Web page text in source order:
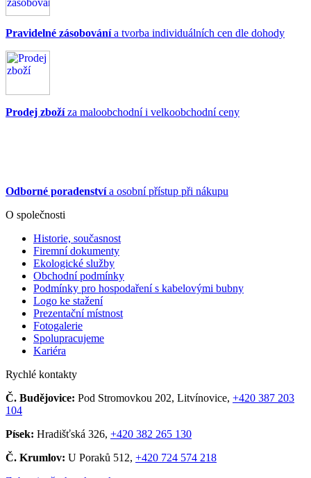
Pravidelné zásobovánía tvorba individuálních cen dle dohody
Prodej zbožíza maloobchodní i velkoobchodní ceny
Odborné poradenstvía osobní přístup při nákupu
O společnosti
Historie, současnost
Firemní dokumenty
Ekologické služby
Obchodní podmínky
Podmínky pro hospodaření s kabelovými bubny
Logo ke stažení
Prezentační místnost
Fotogalerie
Spolupracujeme
Kariéra
Rychlé kontakty
Č. Budějovice: Pod Stromovkou 202, Litvínovice, +420 387 203
104
Písek: Hradišťská 326, +420 382 265 130
Č. Krumlov: U Poraků 512, +420 724 574 218